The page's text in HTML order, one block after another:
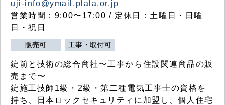
uji-info@ymail.plala.or.jp
営業時間：9:00〜17:00 / 定休日：土曜日・日曜
日・祝日
販売可 工事・取付可
錠前と技術の総合商社〜工事から住設関連商品の販
売まで〜
錠施工技師1級・2級・第二種電気工事士の資格を
持ち、日本ロックセキュリティに加盟し、個人住宅